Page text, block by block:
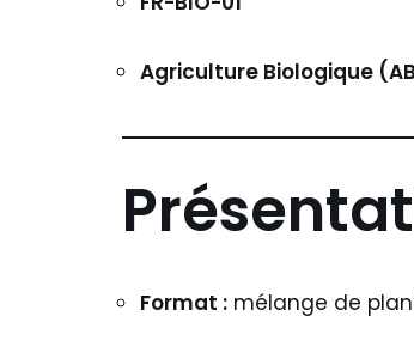
Agriculture Biologique
Format : mélange de